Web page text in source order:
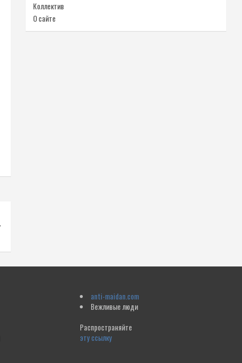
Коллектив
О сайте
anti-maidan.com
Вежливые люди
Распространяйте
эту ссылку